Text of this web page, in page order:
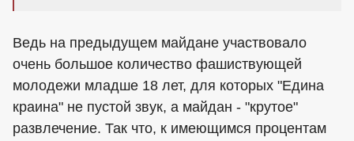
Ведь на предыдущем майдане участвовало
очень большое количество фашиствующей
молодежи младше 18 лет, для которых "Едина
краина" не пустой звук, а майдан - "крутое"
развлечение. Так что, к имеющимся процентам